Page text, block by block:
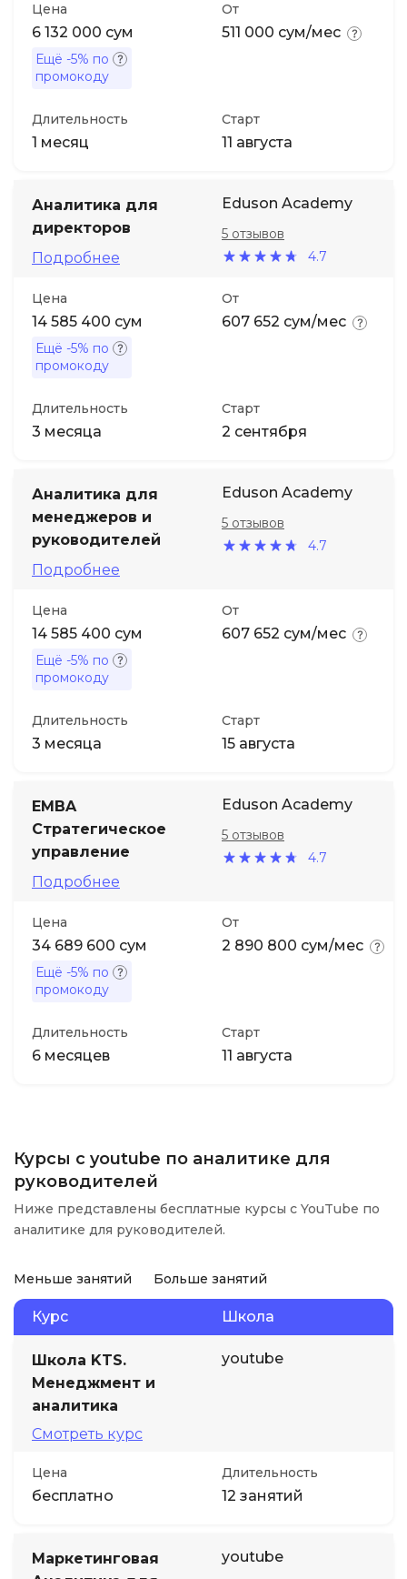
Цена
6 132 000 сум
Ещё -5% по
промокоду
От
511 000 сум/мес
Длительность
1 месяц
Старт
11 августа
Аналитика для
директоров
Подробнее
Eduson Academy
4.7
5 отзывов
Цена
14 585 400 сум
Ещё -5% по
промокоду
От
607 652 сум/мес
Длительность
3 месяца
Старт
2 сентября
Аналитика для
менеджеров и
руководителей
Подробнее
Eduson Academy
4.7
5 отзывов
Цена
14 585 400 сум
Ещё -5% по
промокоду
От
607 652 сум/мес
Длительность
3 месяца
Старт
15 августа
EMBA
Стратегическое
управление
Подробнее
Eduson Academy
4.7
5 отзывов
Цена
34 689 600 сум
Ещё -5% по
промокоду
От
2 890 800 сум/мес
Длительность
6 месяцев
Старт
11 августа
Курсы с youtube по аналитике для
руководителей
Ниже представлены бесплатные курсы с YouTube по
аналитике для руководителей.
Меньше занятий Больше занятий
Курс Школа
Школа KTS.
Менеджмент и
аналитика
Смотреть курс
youtube
Цена
бесплатно
Длительность
12 занятий
Маркетинговая
youtube